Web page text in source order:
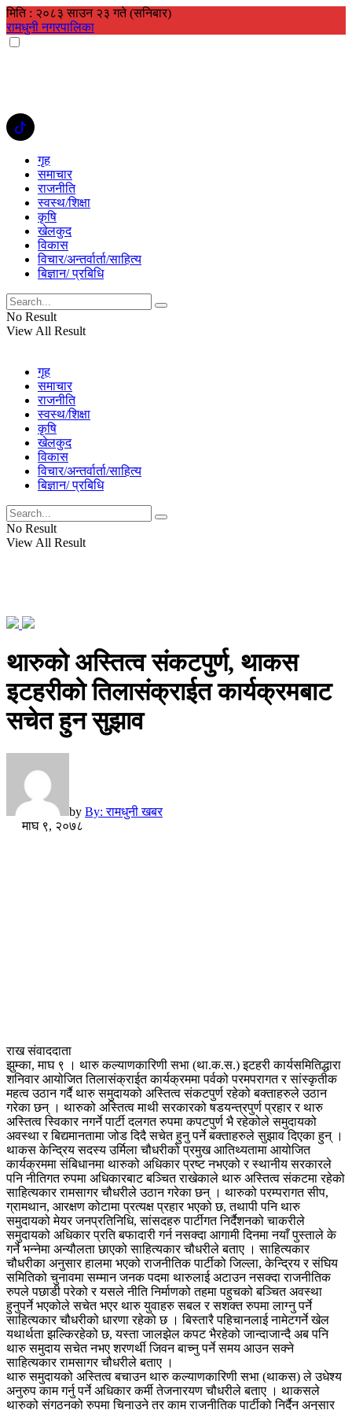
मिति : २०८३ साउन २३ गते (सनिबार)
रामधुनी नगरपालिका
गृह
समाचार
राजनीति
स्वस्थ/शिक्षा
कृषि
खेलकुद
विकास
विचार/अन्तर्वार्ता/साहित्य
बिज्ञान/ प्रबिधि
No Result
View All Result
गृह
समाचार
राजनीति
स्वस्थ/शिक्षा
कृषि
खेलकुद
विकास
विचार/अन्तर्वार्ता/साहित्य
बिज्ञान/ प्रबिधि
No Result
View All Result
थारुको अस्तित्व संकटपुर्ण, थाकस
इटहरीको तिलासंक्राईत कार्यक्रमबाट
सचेत हुन सुझाव
by By: रामधुनी खबर
माघ ९, २०७८
राख संवाददाता
झुम्का, माघ ९ । थारु कल्याणकारिणी सभा (था.क.स.) इटहरी कार्यसमितिद्धारा
शनिवार आयोजित तिलासंक्राईत कार्यक्रममा पर्वको परमपरागत र सांस्कृतीक
महत्व उठान गर्दै थारु समुदायको अस्तित्व संकटपुर्ण रहेको बक्ताहरुले उठान
गरेका छन् । थारुको अस्तित्व माथी सरकारको षडयन्त्रपुर्ण प्रहार र थारु
अस्तित्व स्विकार नगर्ने पार्टी दलगत रुपमा कपटपुर्ण भै रहेकोले समुदायको
अवस्था र बिद्यमानतामा जोड दिदै सचेत हुनु पर्ने बक्ताहरुले सुझाव दिएका हुन् ।
थाकस केन्द्रिय सदस्य उर्मिला चौधरीको प्रमुख आतिथ्यतामा आयोजित
कार्यक्रममा संबिधानमा थारुको अधिकार प्रष्ट नभएको र स्थानीय सरकारले
पनि नीतिगत रुपमा अधिकारबाट बञ्चित राखेकाले थारु अस्तित्व संकटमा रहेको
साहित्यकार रामसागर चौधरीले उठान गरेका छन् । थारुको परम्परागत सीप,
ग्रामथान, आरक्षण कोटामा प्रत्यक्ष प्रहार भएको छ, तथापी पनि थारु
समुदायको मेयर जनप्रतिनिधि, सांसदहरु पार्टीगत निर्दैशनको चाकरीले
समुदायको अधिकार प्रति बफादारी गर्न नसक्दा आगामी दिनमा नयाँ पुस्ताले के
गर्ने भन्नेमा अन्यौलता छाएको साहित्यकार चौधरीले बताए । साहित्यकार
चौधरीका अनुसार हालमा भएको राजनीतिक पार्टीको जिल्ला, केन्द्रिय र संघिय
समितिको चुनावमा सम्मान जनक पदमा थारुलाई अटाउन नसक्दा राजनीतिक
रुपले पछाडी परेको र यसले नीति निर्माणको तहमा पहुचको बञ्चित अवस्था
हुनुपर्ने भएकोले सचेत भएर थारु युवाहरु सबल र सशक्त रुपमा लाग्नु पर्ने
साहित्यकार चौधरीको धारणा रहेको छ । बिस्तारै पहिचानलाई नामेटगर्ने खेल
यथार्थता झल्किरहेको छ, यस्ता जालझेल कपट भैरहेको जान्दाजान्दै अब पनि
थारु समुदाय सचेत नभए शरणर्थी जिवन बाच्नु पर्ने समय आउन सक्ने
साहित्यकार रामसागर चौधरीले बताए ।
थारु समुदायको अस्तित्व बचाउन थारु कल्याणकारिणी सभा (थाकस) ले उधेश्य
अनुरुप काम गर्नु पर्ने अधिकार कर्मी तेजनारयण चौधरीले बताए । थाकसले
थारुको संगठनको रुपमा चिनाउने तर काम राजनीतिक पार्टीको निर्दैन अनुसार